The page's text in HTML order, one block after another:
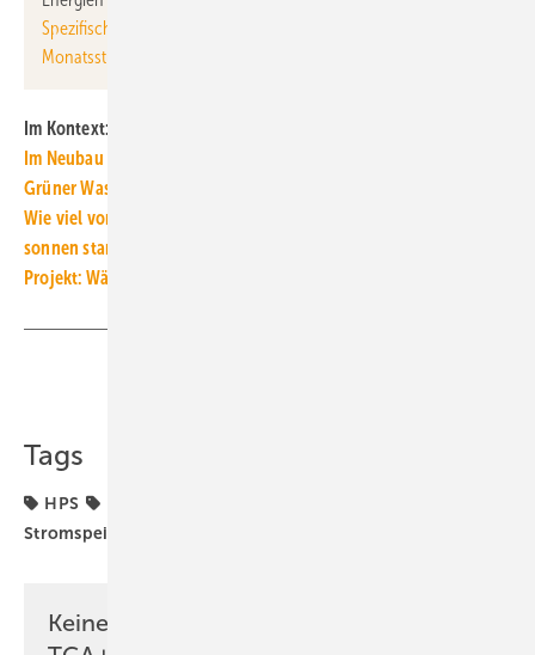
Spezifische CO2-Emissionen im Strommix im Jahr 2020 in allen
Monatsstunden
Im Kontext:
Im Neubau hat sich die Gas-Heizung auch ohne Verbot erledigt
Grüner Wasserstoff für Gas-Heizungen: teuer und ineffizient
Wie viel vom Wärmepumpenstrom liefert die eigene PV-Anlage?
sonnen startet Vernetzung von Wärmepumpen
Projekt: Wärmepumpen und Speicher als Kleinflexibilitäten
Tags
HPS
Stromspeicher
Keine Zeit? Kein Problem mit dem